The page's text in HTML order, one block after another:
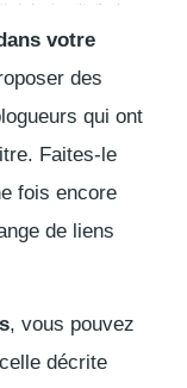
votre
des
qui ont
Faites-le
fois encore
de liens
, vous pouvez
décrite